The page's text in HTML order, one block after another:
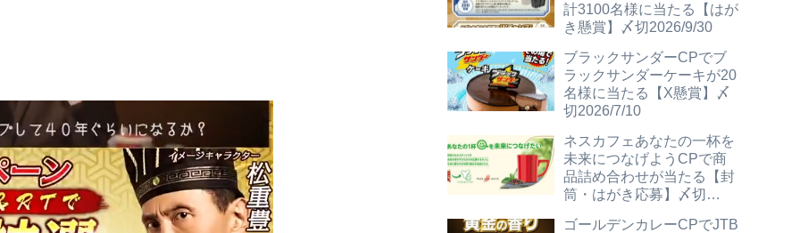
計3100名様に当たる【はが
き懸賞】〆切2026/9/30
ブラックサンダーCPでブ
ラックサンダーケーキが20
名様に当たる【X懸賞】〆
切2026/7/10
ネスカフェあなたの一杯を
未来につなげようCPで商
品詰め合わせが当たる【封
筒・はがき応募】〆切
ゴールデンカレーCPでJTB